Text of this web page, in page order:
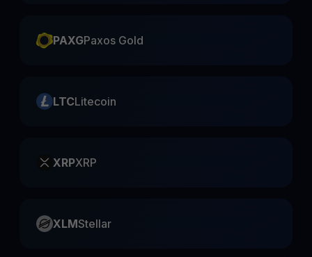
PAXGPaxos Gold
LTCLitecoin
XRPXRP
XLMStellar